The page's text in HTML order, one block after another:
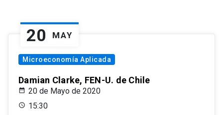
20 MAY
Microeconomía Aplicada
Damian Clarke, FEN-U. de Chile
20 de Mayo de 2020
15:30